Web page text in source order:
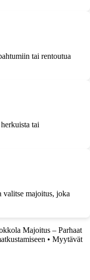
tai rentoutua
tai
valitse majoitus, joka
Majoitus – Parhaat
• Myytävät